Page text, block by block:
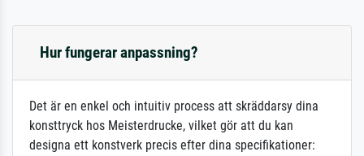
Hur fungerar anpassning?
Det är en enkel och intuitiv process att skräddarsy dina
konsttryck hos Meisterdrucke, vilket gör att du kan
designa ett konstverk precis efter dina specifikationer: